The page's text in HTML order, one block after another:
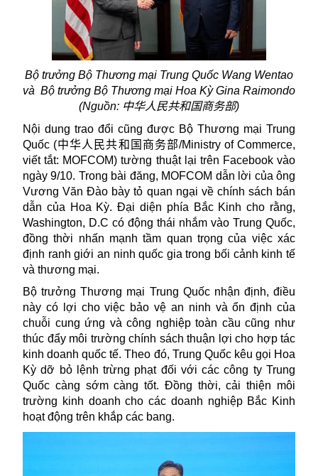
Bộ trưởng Bộ Thương mại Trung Quốc Wang Wentao
và Bộ trưởng Bộ Thương mại Hoa Kỳ Gina Raimondo
(Nguồn: 中华人民共和国商务部)
Nội dung trao đổi cũng được Bộ Thương mại Trung
Quốc (中华人民共和国商务部/Ministry of Commerce,
viết tắt: MOFCOM) tường thuật lại trên Facebook vào
ngày 9/10. Trong bài đăng, MOFCOM dẫn lời của ông
Vương Văn Đào bày tỏ quan ngại về chính sách bán
dẫn của Hoa Kỳ. Đại diện phía Bắc Kinh cho rằng,
Washington, D.C có động thái nhắm vào Trung Quốc,
đồng thời nhấn mạnh tầm quan trọng của việc xác
định ranh giới an ninh quốc gia trong bối cảnh kinh tế
và thương mại.
Bộ trưởng Thương mại Trung Quốcnhận định, điều
này có lợi cho việc bảo vệ an ninh và ổn định của
chuỗi cung ứng và công nghiệp toàn cầu cũng như
thúc đẩy môi trường chính sách thuận lợi cho hợp tác
kinh doanh quốc tế. Theo đó, Trung Quốc kêu gọi Hoa
Kỳ dỡ bỏ lệnh trừng phạt đối với các công ty Trung
Quốc càng sớm càng tốt. Đồng thời, cải thiện môi
trường kinh doanh cho các doanh nghiệp Bắc Kinh
hoạt động trên khắp các bang.